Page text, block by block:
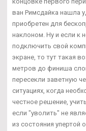
ван Римсдайка нашла
приобретен для
наклоном. Ну и если к
подключить свой
экране, то тут такая
метров до финиша
пересекли заветную
ситуациях, когда
честное решение,
если "уволить" не
из состояния упертой